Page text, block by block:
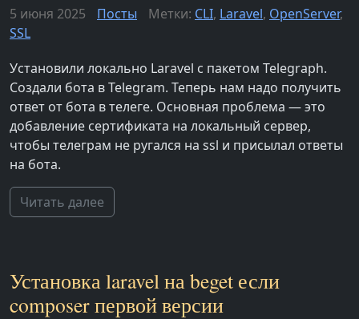
5 июня 2025 Посты Метки: CLI, Laravel, OpenServer,
SSL
Установили локально Laravel с пакетом Telegraph.
Создали бота в Telegram. Теперь нам надо получить
ответ от бота в телеге. Основная проблема — это
добавление сертификата на локальный сервер,
чтобы телеграм не ругался на ssl и присылал ответы
на бота.
Читать далее
Установка laravel на beget если
composer первой версии